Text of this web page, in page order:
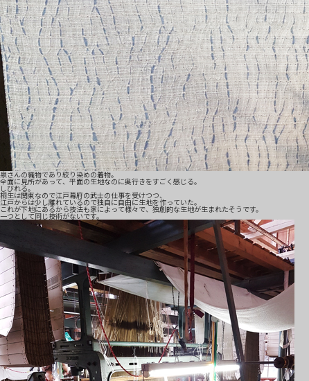
泉さんの織物であり絞り染めの着物。
全面に見所があって、平面の生地なのに奥行きをすごく感じる。
しびれる。
桐生は関東なので江戸幕府の武士の仕事を受けつつ、
江戸からは少し離れているので独自に自由に生地を作っていた。
これが下地にあるから技法も家によって様々で、独創的な生地が生まれたそうです。
一つとして同じ技術がないです。